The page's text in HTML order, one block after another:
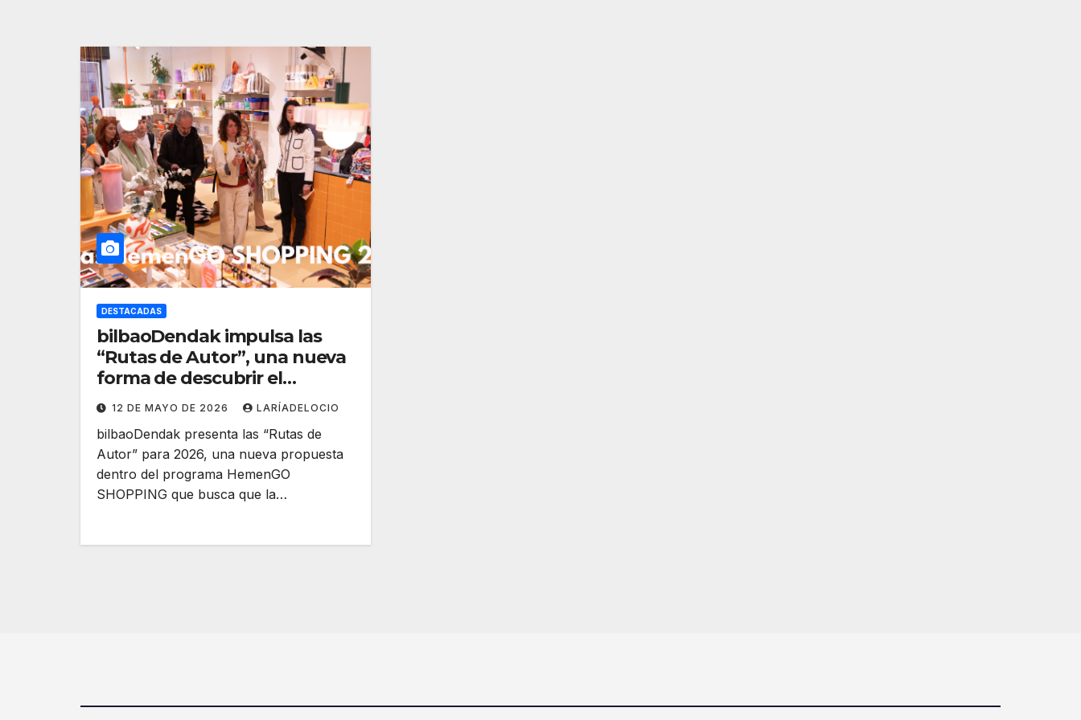
DESTACADAS
bilbaoDendak impulsa las
“Rutas de Autor”, una nueva
forma de descubrir el
comercio local junto a
diseñadores y productores
12 DE MAYO DE 2026 LARÍADELOCIO
bilbaoDendak presenta las “Rutas de
Autor” para 2026, una nueva propuesta
dentro del programa HemenGO
SHOPPING que busca que la…